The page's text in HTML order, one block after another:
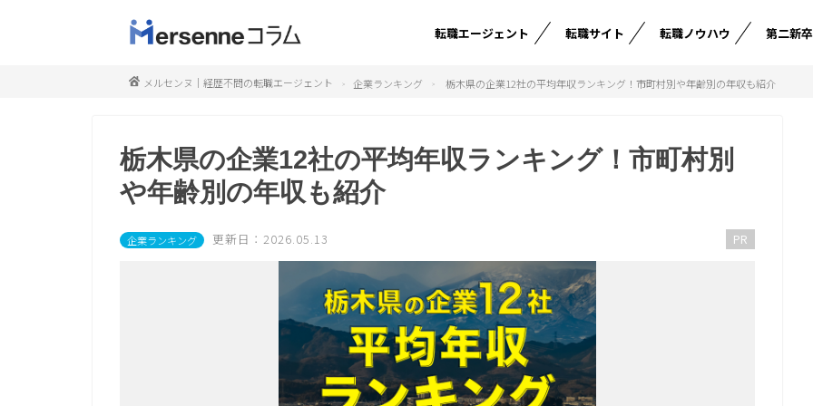
転職エージェント 転職サイト 転職ノウハウ 第二新卒
メルセンヌ｜経歴不問の転職エージェント 企業ランキング 栃木県の企業12社の平均年収ランキング！市町村別や年齢別の年収も紹介
栃木県の企業12社の平均年収ランキング！市町村別
や年齢別の年収も紹介
企業ランキング 更新日：2026.05.13 PR